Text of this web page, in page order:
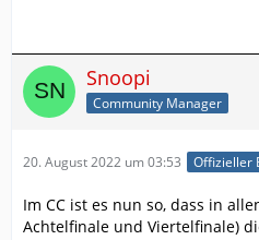
Snoopi
Community Manager
20. August 2022 um 03:53 Offizieller
Im CC ist es nun so, dass in
Achtelfinale und Viertelfinale)